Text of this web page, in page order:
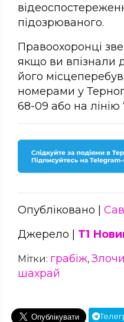
підозрюваного.
Правоохоронці
якщо ви впізнали
його
номерами у
68-09 або на лінію
Опубліковано |
Джерело | Т1
Мітки: грабіж,
шахрай